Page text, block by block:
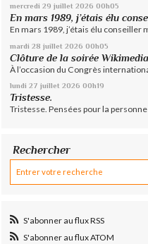
mercredi 29 juillet 2026 00h05
En mars 1989, j’étais élu
En mars 1989, j’étais élu conseiller
mardi 28 juillet 2026 00h05
Clôture de la soirée
À l’occasion du Congrès
lundi 27 juillet 2026 00h19
Tristesse.
Tristesse. Pensées pour la
Rechercher
S'abonner au flux RSS
S'abonner au flux ATOM